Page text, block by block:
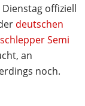
offiziell
deutschen
Semi
an
noch.